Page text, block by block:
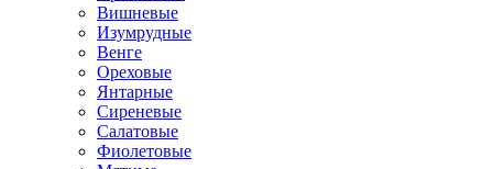
Вишневые
Изумрудные
Венге
Ореховые
Янтарные
Сиреневые
Салатовые
Фиолетовые